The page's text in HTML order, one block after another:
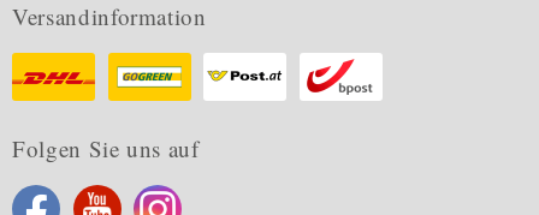
Versandinformation
Folgen Sie uns auf